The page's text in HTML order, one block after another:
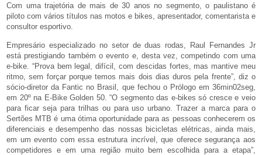
Com uma trajetória de mais de 30 anos no segmento, o paulistano é
piloto com vários títulos nas motos e bikes, apresentador, comentarista e
consultor esportivo.
Empresário especializado no setor de duas rodas, Raul Fernandes Jr
está prestigiando também o evento e, desta vez, competindo com uma
e-bike. “Prova bem legal, difícil, com descidas fortes, mas mantive meu
ritmo, sem forçar porque temos mais dois dias duros pela frente”, diz o
sócio-diretor da Fantic no Brasil, que fechou o Prólogo em 36min02seg,
em 20º na E-Bike Golden 50. “O segmento das e-bikes só cresce e veio
para ficar seja para trilhas ou para uso urbano. Trazer a marca para o
Sertões MTB é uma ótima oportunidade para as pessoas conhecerem os
diferenciais e desempenho das nossas bicicletas elétricas, ainda mais,
em um evento com essa estrutura incrível, que oferece segurança aos
competidores e em uma região muito bem escolhida para a etapa”,